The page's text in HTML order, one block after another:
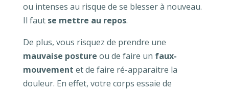
ou intenses au risque de se blesser à nouveau.
Il faut se mettre au repos.
De plus, vous risquez de prendre une
mauvaise posture ou de faire un faux-
mouvement et de faire ré-apparaitre la
douleur. En effet, votre corps essaie de